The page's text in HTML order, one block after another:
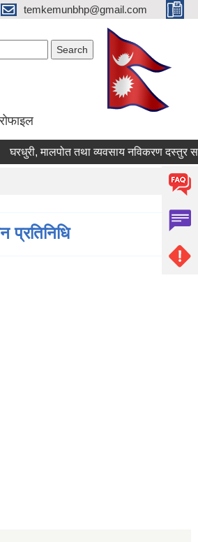
temkemunbhp@gmail.com
मालपोत तथा व्यवसाय नविकरण दस्तुर
प्रतिनिधि